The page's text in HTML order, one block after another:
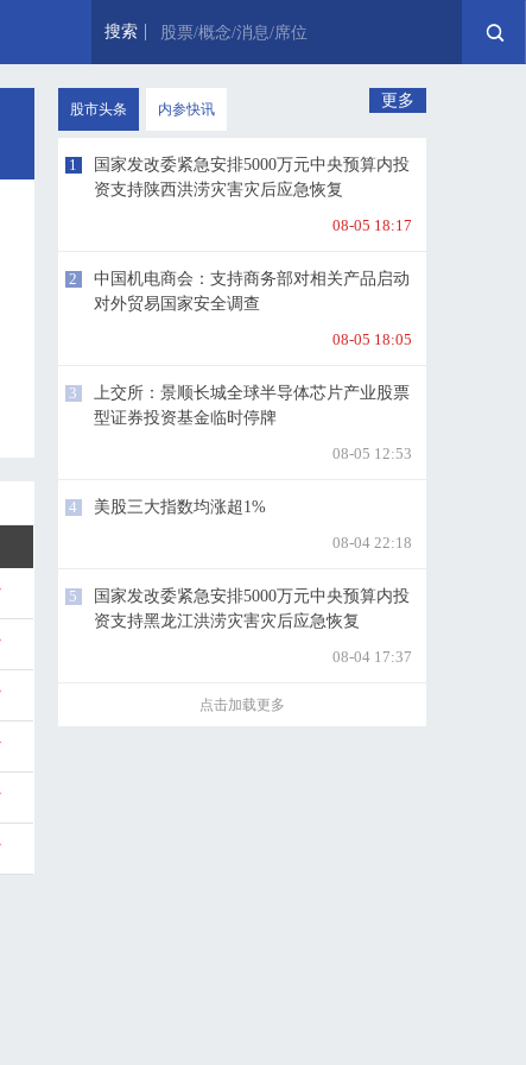
搜索 股票/概念/消息/席位
股市头条 内参快讯 更多
1
国家发改委紧急安排5000万元中央预算内投
资支持陕西洪涝灾害灾后应急恢复
08-05 18:17
2
中国机电商会：支持商务部对相关产品启动
对外贸易国家安全调查
08-05 18:05
3
上交所：景顺长城全球半导体芯片产业股票
型证券投资基金临时停牌
08-05 12:53
4
美股三大指数均涨超1%
08-04 22:18
5
国家发改委紧急安排5000万元中央预算内投
资支持黑龙江洪涝灾害灾后应急恢复
08-04 17:37
点击加载更多